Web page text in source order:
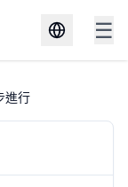
☰
進行